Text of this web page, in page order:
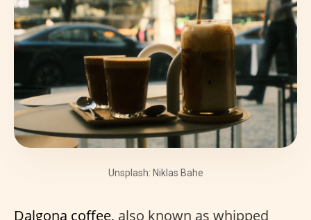
Unsplash: Niklas Bahe
Dalgona coffee, also known as whipped